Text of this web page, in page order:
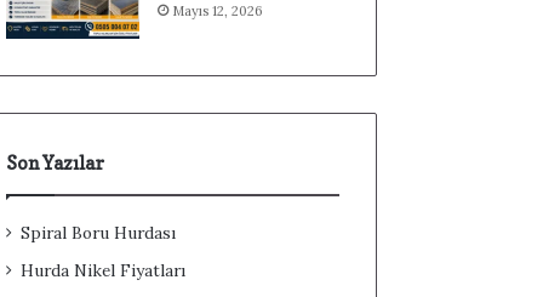
Mayıs 12, 2026
Son Yazılar
Spiral Boru Hurdası
Hurda Nikel Fiyatları